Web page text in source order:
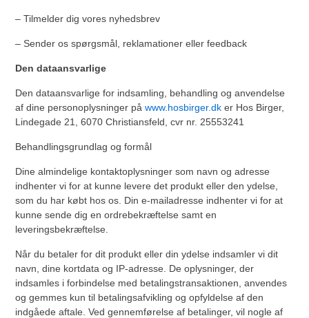
– Tilmelder dig vores nyhedsbrev
– Sender os spørgsmål, reklamationer eller feedback
Den dataansvarlige
Den dataansvarlige for indsamling, behandling og anvendelse
af dine personoplysninger påwww.hosbirger.dk er Hos Birger,
Lindegade 21, 6070 Christiansfeld, cvr nr. 25553241
Behandlingsgrundlag og formål
Dine almindelige kontaktoplysninger som navn og adresse
indhenter vi for at kunne levere det produkt eller den ydelse,
som du har købt hos os. Din e-mailadresse indhenter vi for at
kunne sende dig en ordrebekræftelse samt en
leveringsbekræftelse.
Når du betaler for dit produkt eller din ydelse indsamler vi dit
navn, dine kortdata og IP-adresse. De oplysninger, der
indsamles i forbindelse med betalingstransaktionen, anvendes
og gemmes kun til betalingsafvikling og opfyldelse af den
indgåede aftale. Ved gennemførelse af betalinger, vil nogle af